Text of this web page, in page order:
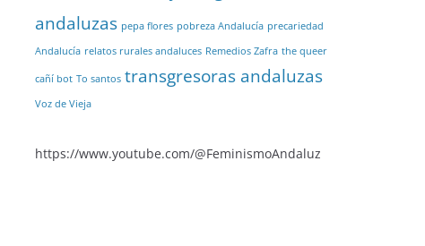
andaluzas pepa flores pobreza Andalucía precariedad
Andalucía relatos rurales andaluces Remedios Zafra the queer
cañí bot To santos transgresoras andaluzas
Voz de Vieja
https://www.youtube.com/@FeminismoAndaluz